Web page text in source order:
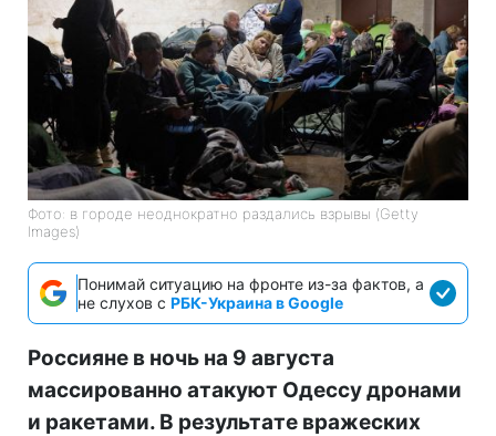
Фото: в городе неоднократно раздались взрывы (Getty
Images)
Понимай ситуацию на фронте из-за фактов, а
не слухов с РБК-Украина в Google
Россияне в ночь на 9 августа
массированно атакуют Одессу дронами
и ракетами. В результате вражеских